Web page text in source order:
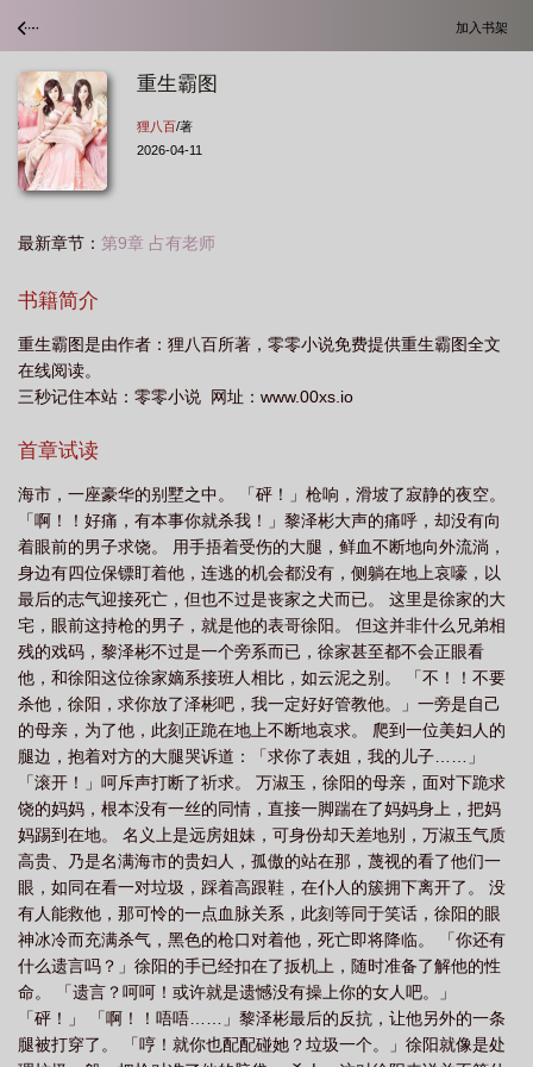
加入书架
重生霸图
狸八百/著
2026-04-11
最新章节： 第9章 占有老师
书籍简介
重生霸图是由作者：狸八百所著，零零小说免费提供重生霸图全文
在线阅读。
三秒记住本站：零零小说 网址：www.00xs.io
首章试读
海市，一座豪华的别墅之中。 「砰！」枪响，滑坡了寂静的夜空。
「啊！！好痛，有本事你就杀我！」黎泽彬大声的痛呼，却没有向
着眼前的男子求饶。 用手捂着受伤的大腿，鲜血不断地向外流淌，
身边有四位保镖盯着他，连逃的机会都没有，侧躺在地上哀嚎，以
最后的志气迎接死亡，但也不过是丧家之犬而已。 这里是徐家的大
宅，眼前这持枪的男子，就是他的表哥徐阳。 但这并非什么兄弟相
残的戏码，黎泽彬不过是一个旁系而已，徐家甚至都不会正眼看
他，和徐阳这位徐家嫡系接班人相比，如云泥之别。 「不！！不要
杀他，徐阳，求你放了泽彬吧，我一定好好管教他。」一旁是自己
的母亲，为了他，此刻正跪在地上不断地哀求。 爬到一位美妇人的
腿边，抱着对方的大腿哭诉道：「求你了表姐，我的儿子……」
「滚开！」呵斥声打断了祈求。 万淑玉，徐阳的母亲，面对下跪求
饶的妈妈，根本没有一丝的同情，直接一脚踹在了妈妈身上，把妈
妈踢到在地。 名义上是远房姐妹，可身份却天差地别，万淑玉气质
高贵、乃是名满海市的贵妇人，孤傲的站在那，蔑视的看了他们一
眼，如同在看一对垃圾，踩着高跟鞋，在仆人的簇拥下离开了。 没
有人能救他，那可怜的一点血脉关系，此刻等同于笑话，徐阳的眼
神冰冷而充满杀气，黑色的枪口对着他，死亡即将降临。 「你还有
什么遗言吗？」徐阳的手已经扣在了扳机上，随时准备了解他的性
命。 「遗言？呵呵！或许就是遗憾没有操上你的女人吧。」
「砰！」 「啊！！唔唔……」黎泽彬最后的反抗，让他另外的一条
腿被打穿了。 「哼！就你也配配碰她？垃圾一个。」徐阳就像是处